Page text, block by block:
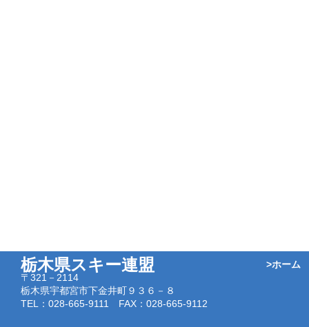
栃木県スキー連盟
〒321－2114
栃木県宇都宮市下金井町９３６－８
TEL：028-665-9111 FAX：028-665-9112
>ホーム